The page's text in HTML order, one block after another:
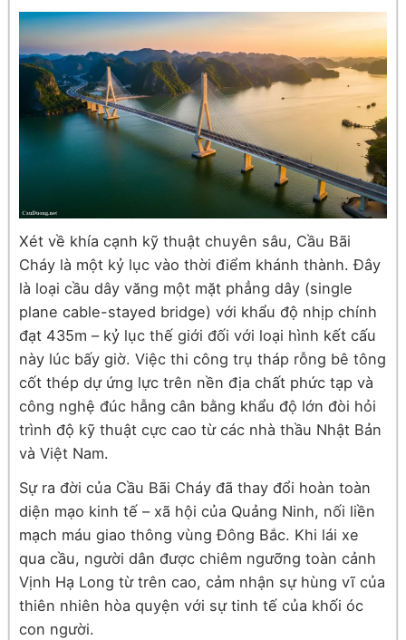
Xét về khía cạnh kỹ thuật chuyên sâu, Cầu Bãi
Cháy là một kỷ lục vào thời điểm khánh thành. Đây
là loại cầu dây văng một mặt phẳng dây (single
plane cable-stayed bridge) với khẩu độ nhịp chính
đạt 435m – kỷ lục thế giới đối với loại hình kết cấu
này lúc bấy giờ. Việc thi công trụ tháp rỗng bê tông
cốt thép dự ứng lực trên nền địa chất phức tạp và
công nghệ đúc hẫng cân bằng khẩu độ lớn đòi hỏi
trình độ kỹ thuật cực cao từ các nhà thầu Nhật Bản
và Việt Nam.
Sự ra đời của Cầu Bãi Cháy đã thay đổi hoàn toàn
diện mạo kinh tế – xã hội của Quảng Ninh, nối liền
mạch máu giao thông vùng Đông Bắc. Khi lái xe
qua cầu, người dân được chiêm ngưỡng toàn cảnh
Vịnh Hạ Long từ trên cao, cảm nhận sự hùng vĩ của
thiên nhiên hòa quyện với sự tinh tế của khối óc
con người.